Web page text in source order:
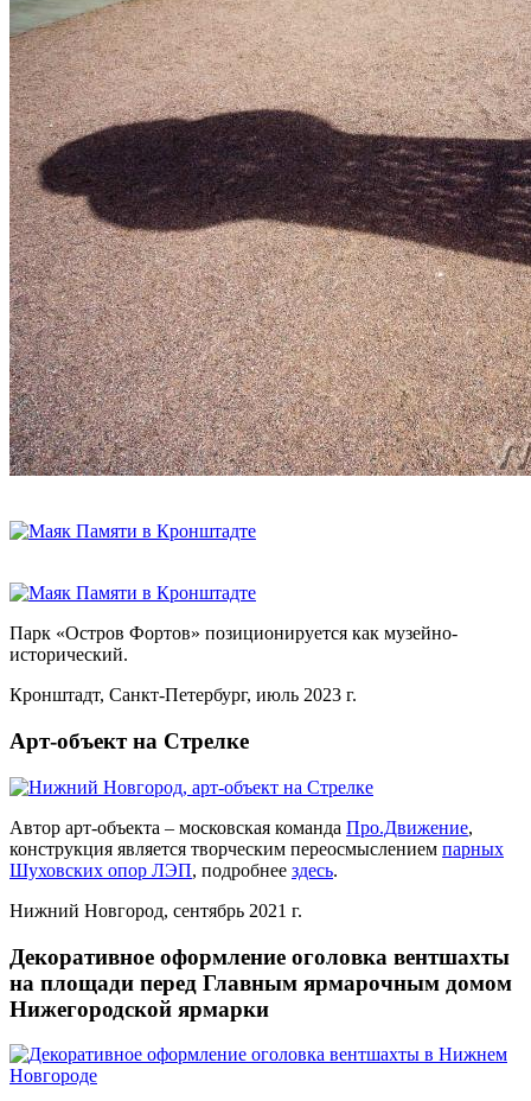
Парк «Остров Фортов» позиционируется как музейно-
исторический.
Кронштадт, Санкт-Петербург, июль 2023 г.
Арт-объект на Стрелке
Автор арт-объекта – московская команда Про.Движение,
конструкция является творческим переосмыслением парных
Шуховских опор ЛЭП, подробнее здесь.
Нижний Новгород, сентябрь 2021 г.
Декоративное оформление оголовка вентшахты
на площади перед Главным ярмарочным домом
Нижегородской ярмарки